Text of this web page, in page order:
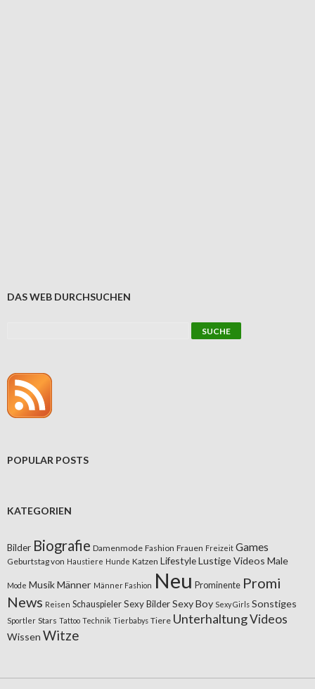
DAS WEB DURCHSUCHEN
POPULAR POSTS
KATEGORIEN
Bilder Biografie Damenmode Fashion Frauen Freizeit Games
Geburtstag von Haustiere Hunde Katzen LifestyleLustige Videos Male
Mode MusikMänner Männer Fashion Neu Prominente Promi
News Reisen Schauspieler Sexy BilderSexy Boy Sexy Girls Sonstiges
Sportler Stars Tattoo Technik Tierbabys Tiere UnterhaltungVideos
Wissen Witze